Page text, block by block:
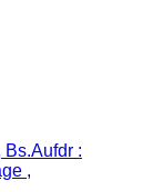
Bs.Aufdr :
,